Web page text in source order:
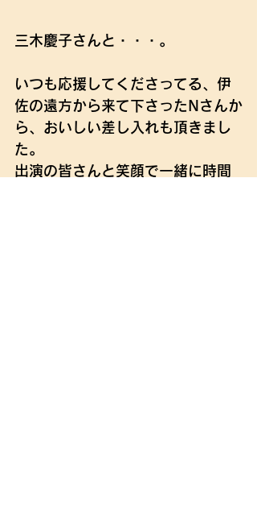
三木慶子さんと・・・。
いつも応援してくださってる、伊
佐の遠方から来て下さったNさんか
ら、おいしい差し入れも頂きまし
た。
出演の皆さんと笑顔で一緒に時間